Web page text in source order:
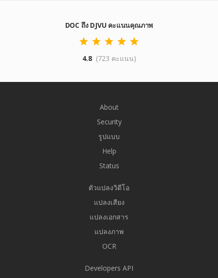
DOC ถึง DJVU คะแนนคุณภาพ
4.8 (723 คะแนน)
About
Security
รูปแบบ
Help
Status
ตัวแปลงวิดีโอ
แปลงเสียง
แปลงเอกสาร
แปลงภาพ
OCR
Developers API